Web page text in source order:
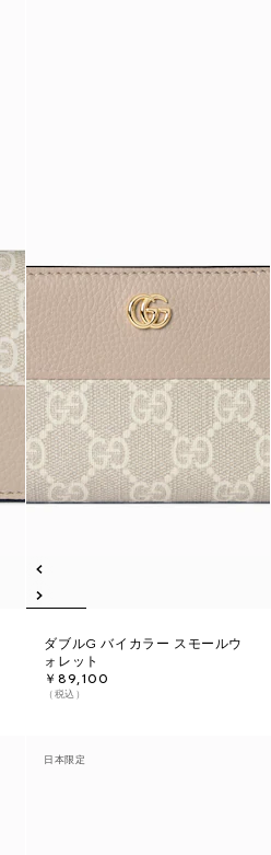
ダブルG バイカラー スモールウ
ォレット
￥89,100
（税込）
日本限定